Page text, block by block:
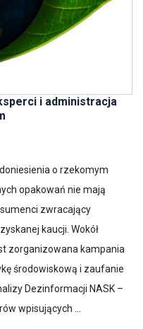
i administracja
o rzekomym
opakowań nie mają
zwracający
kaucji. Wokół
zorganizowana kampania
środowiskową i zaufanie
Dezinformacji NASK –
wpisujących ...